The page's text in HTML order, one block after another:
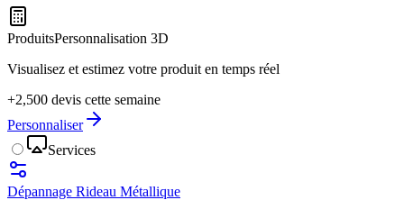
ProduitsPersonnalisation 3D
Visualisez et estimez votre produit en temps réel
+2,500 devis cette semaine
Personnaliser
Services
Dépannage Rideau Métallique